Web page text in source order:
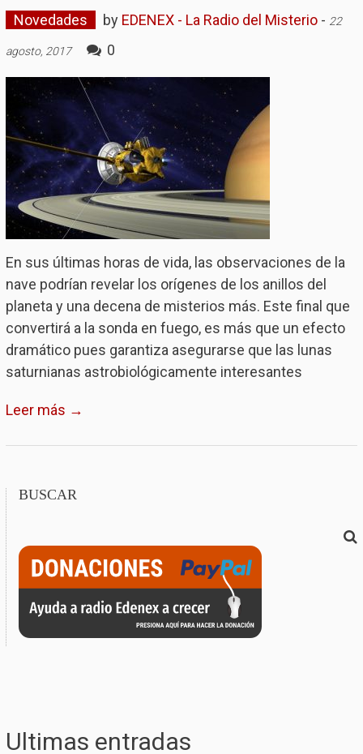
Novedades by EDENEX - La Radio del Misterio- 22
agosto, 2017 0
En sus últimas horas de vida, las observaciones de la
nave podrían revelar los orígenes de los anillos del
planeta y una decena de misterios más. Este final que
convertirá a la sonda en fuego, es más que un efecto
dramático pues garantiza asegurarse que las lunas
saturnianas astrobiológicamente interesantes
Leer más →
BUSCAR
Ultimas entradas